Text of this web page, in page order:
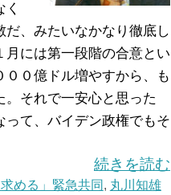
、みたいなかなり徹底し
には第一段階の合意とい
０億ドル増やすから、も
それで一安心と思った
って、バイデン政権でもそ
続きを読む
める」緊急共同 , 丸川知雄